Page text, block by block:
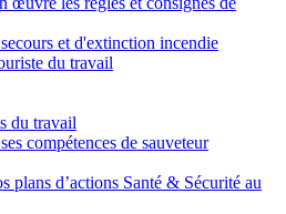
et d'extinction incendie
du travail
du travail
compétences de sauveteur
plans d’actions Santé & Sécurité au